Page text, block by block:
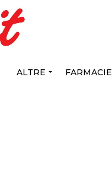
ALTRE FARMACIE